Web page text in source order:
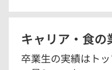
キャリア・食の
卒業生の実績はト